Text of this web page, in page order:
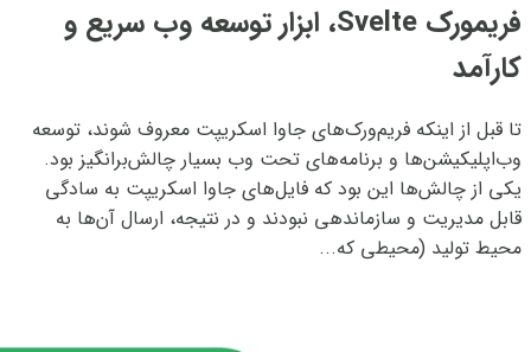
فریمورک Svelte، ابزار توسعه وب سریع و
کارآمد
تا قبل از اینکه فریم‌ورک‌های جاوا اسکریپت معروف شوند، توسعه
وب‌اپلیکیشن‌ها و برنامه‌های تحت وب بسیار چالش‌برانگیز بود.
یکی از چالش‌ها این بود که فایل‌های جاوا اسکریپت به سادگی
قابل مدیریت و سازماندهی نبودند و در نتیجه، ارسال آن‌ها به
محیط تولید (محیطی که...